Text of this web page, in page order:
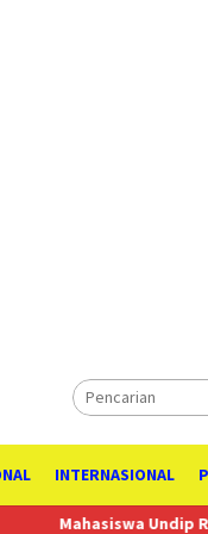
INTERNASIONAL
Undip Raih Nilai Esai